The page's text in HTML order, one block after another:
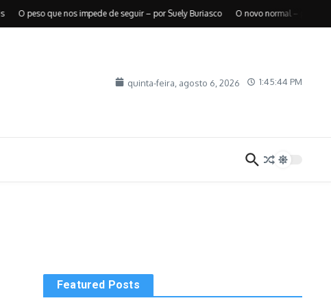
O peso que nos impede de seguir – por Suely Buriasco O novo normal – por Roberto
quinta-feira, agosto 6, 2026 1:45:45 PM
Featured Posts